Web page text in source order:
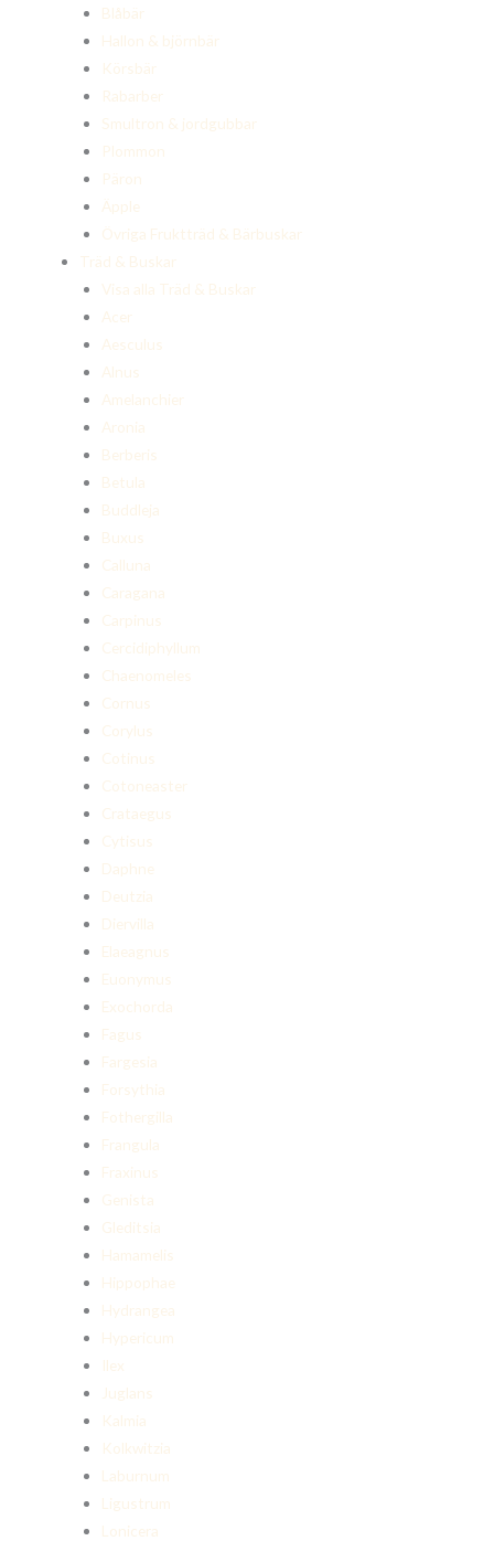
Blåbär
Hallon & björnbär
Körsbär
Rabarber
Smultron & jordgubbar
Plommon
Päron
Äpple
Övriga Fruktträd & Bärbuskar
Träd & Buskar
Visa alla Träd & Buskar
Acer
Aesculus
Alnus
Amelanchier
Aronia
Berberis
Betula
Buddleja
Buxus
Calluna
Caragana
Carpinus
Cercidiphyllum
Chaenomeles
Cornus
Corylus
Cotinus
Cotoneaster
Crataegus
Cytisus
Daphne
Deutzia
Diervilla
Elaeagnus
Euonymus
Exochorda
Fagus
Fargesia
Forsythia
Fothergilla
Frangula
Fraxinus
Genista
Gleditsia
Hamamelis
Hippophae
Hydrangea
Hypericum
Ilex
Juglans
Kalmia
Kolkwitzia
Laburnum
Ligustrum
Lonicera